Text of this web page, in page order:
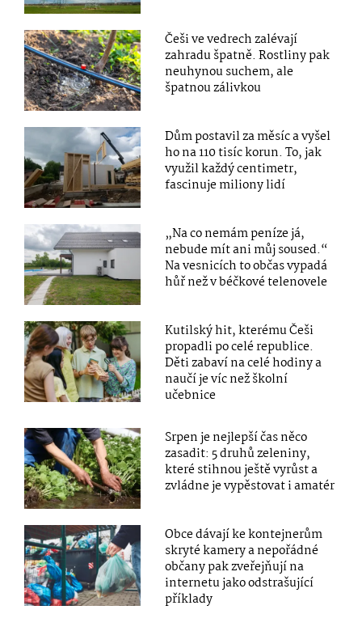
Češi ve vedrech zalévají
zahradu špatně. Rostliny pak
neuhynou suchem, ale
špatnou zálivkou
Dům postavil za měsíc a vyšel
ho na 110 tisíc korun. To, jak
využil každý centimetr,
fascinuje miliony lidí
„Na co nemám peníze já,
nebude mít ani můj soused.“
Na vesnicích to občas vypadá
hůř než v béčkové telenovele
Kutilský hit, kterému Češi
propadli po celé republice.
Děti zabaví na celé hodiny a
naučí je víc než školní
učebnice
Srpen je nejlepší čas něco
zasadit: 5 druhů zeleniny,
které stihnou ještě vyrůst a
zvládne je vypěstovat i amatér
Obce dávají ke kontejnerům
skryté kamery a nepořádné
občany pak zveřejňují na
internetu jako odstrašující
příklady